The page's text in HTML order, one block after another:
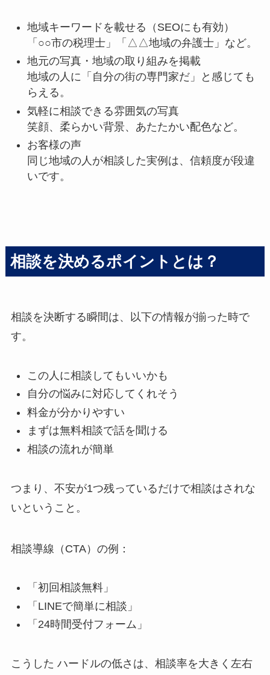
地域キーワードを載せる（SEOにも有効）
「○○市の税理士」「△△地域の弁護士」など。
地元の写真・地域の取り組みを掲載
地域の人に「自分の街の専門家だ」と感じても
らえる。
気軽に相談できる雰囲気の写真
笑顔、柔らかい背景、あたたかい配色など。
お客様の声
同じ地域の人が相談した実例は、信頼度が段違
いです。
相談を決めるポイントとは？
相談を決断する瞬間は、以下の情報が揃った時で
す。
この人に相談してもいいかも
自分の悩みに対応してくれそう
料金が分かりやすい
まずは無料相談で話を聞ける
相談の流れが簡単
つまり、不安が1つ残っているだけで相談はされな
いということ。
相談導線（CTA）の例：
「初回相談無料」
「LINEで簡単に相談」
「24時間受付フォーム」
こうした ハードルの低さは、相談率を大きく左右